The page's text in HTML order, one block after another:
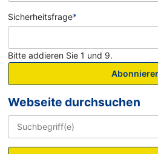
Sicherheitsfrage*
Bitte addieren Sie 1 und 9.
Webseite durchsuchen